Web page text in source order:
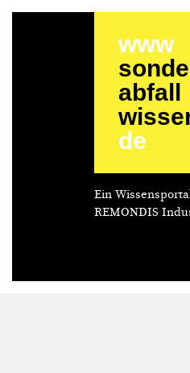
www
abfall
de
Ein
REMONDIS